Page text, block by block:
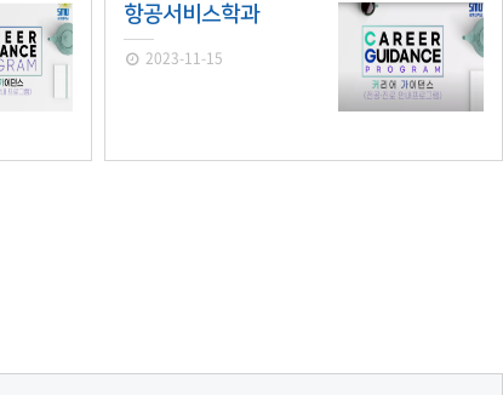
항공서비스학과
2023-11-15